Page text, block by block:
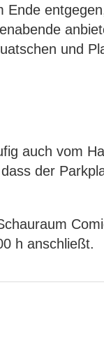
Ende
und
auch vom
der
h anschließt.